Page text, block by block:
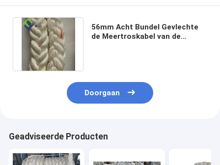
56mm Acht Bundel Gevlechte
de Meertroskabel van de
Doorgaan
Geadviseerde Producten